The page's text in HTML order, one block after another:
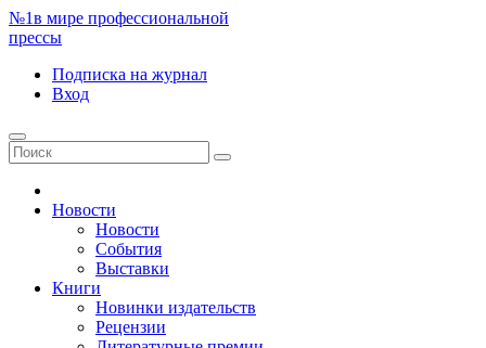
№1в мире профессиональной
прессы
Подписка на журнал
Вход
Новости
Новости
События
Выставки
Книги
Новинки издательств
Рецензии